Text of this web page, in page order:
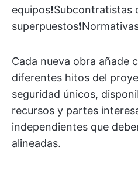
equipos❗️Subcontratistas
Cada nueva obra añade
diferentes hitos del
seguridad únicos,
recursos y partes
independientes que
alineadas.